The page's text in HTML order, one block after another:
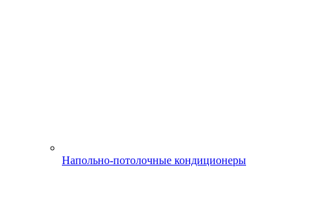
Напольно-потолочные кондиционеры